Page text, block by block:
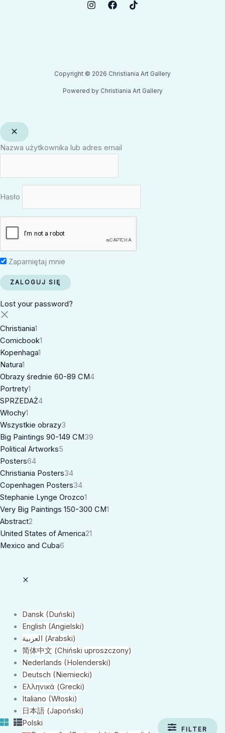
FILTER
Copyright © 2026 Christiania Art Gallery
Powered by Christiania Art Gallery
Nazwa użytkownika lub adres email
Hasło
Zapamiętaj mnie
Lost your password?
Christiania1
Comicbook1
Kopenhaga1
Natura1
Obrazy średnie 60-89 CM4
Portrety1
SPRZEDAŻ4
Włochy1
Wszystkie obrazy3
Big Paintings 90-149 CM39
Political Artworks5
Posters64
Christiania Posters34
Copenhagen Posters34
Stephanie Lynge Orozco1
Very Big Paintings 150-300 CM1
Abstract2
United States of America21
Mexico and Cuba6
Dansk( Duński)
English (Angielski)
العربية (Arabski)
简体中文 (Chiński uproszczony)
Nederlands ( Holenderski)
Deutsch ( Niemiecki)
Ελληνικά (Grecki)
Italiano (Włoski)
日本語(Japoński)
Polski